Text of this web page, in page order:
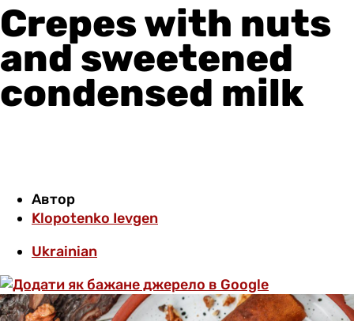
Crepes with nuts
and sweetened
condensed milk
Автор
Klopotenko Ievgen
Ukrainian